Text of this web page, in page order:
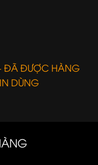
ĐÃ ĐƯỢC HÀNG
DÙNG